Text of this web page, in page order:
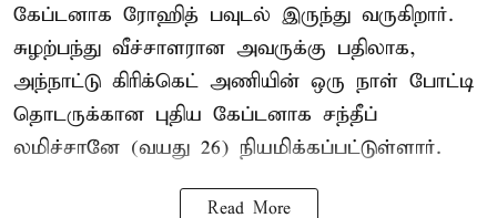
கேப்டனாக ரோஹித் பவுடல் இருந்து வருகிறார்.
சுழற்பந்து வீச்சாளரான அவருக்கு பதிலாக,
அந்நாட்டு கிரிக்கெட் அணியின் ஒரு நாள் போட்டி
தொடருக்கான புதிய கேப்டனாக சந்தீப்
லமிச்சானே (வயது 26) நியமிக்கப்பட்டுள்ளார்.
Read More